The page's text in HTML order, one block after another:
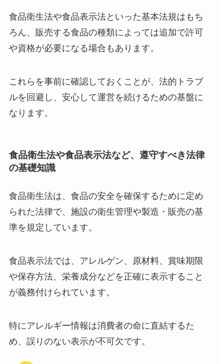
食品衛生法や食品表示法といった基本法規はもち
ろん、販売する食品の種類によっては追加で許可
や資格が必要になる場合もあります。
これらを事前に確認しておくことが、法的トラブ
ルを回避し、安心して運営を続けるための基盤に
なります。
食品衛生法や食品表示法など、遵守すべき法律
の基礎知識
食品衛生法は、食品の安全を確保するために定め
られた法律で、施設の衛生管理や製造・販売の基
準を規定しています。
食品表示法では、アレルゲン、原材料、賞味期限
や保存方法、栄養成分などを正確に表示すること
が義務付けられています。
特にアレルギー情報は消費者の命に直結するた
め、誤りのない表示が不可欠です。